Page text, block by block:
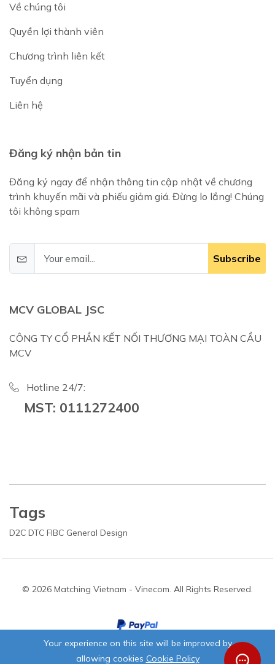
Về chúng tôi
Quyền lợi thành viên
Chương trình liên kết
Tuyển dụng
Liên hệ
Đăng ký nhận bản tin
Đăng ký ngay để nhận thông tin cập nhật về chương
trình khuyến mãi và phiếu giảm giá. Đừng lo lắng! Chúng
tôi không spam
Subscribe
MCV GLOBAL JSC
CÔNG TY CỔ PHẦN KẾT NỐI THƯƠNG MẠI TOÀN CẦU
MCV
Hotline 24/7:
MST: 0111272400
Tags
D2C DTC FIBC General Design
© 2026 Matching Vietnam - Vinecom. All Rights Reserved.
Your experience on this site will be improved by
allowing cookies Cookie Policy